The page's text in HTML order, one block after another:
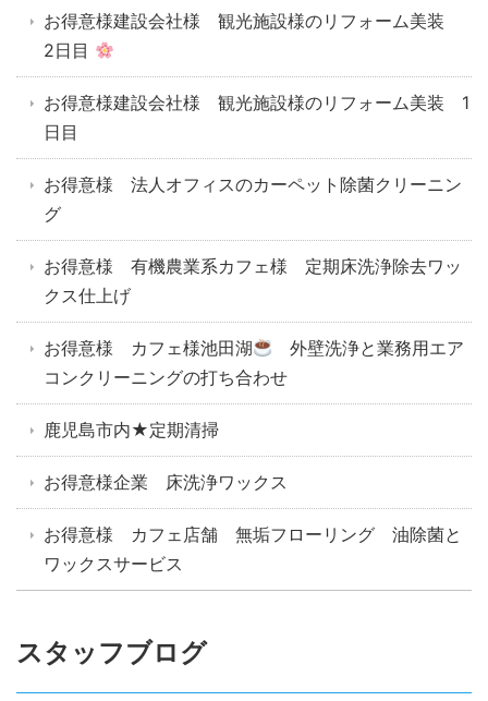
お得意様建設会社様 観光施設様のリフォーム美装
2日目
お得意様建設会社様 観光施設様のリフォーム美装 1
日目
お得意様 法人オフィスのカーペット除菌クリーニン
グ
お得意様 有機農業系カフェ様 定期床洗浄除去ワッ
クス仕上げ
お得意様 カフェ様池田湖
外壁洗浄と業務用エア
コンクリーニングの打ち合わせ
鹿児島市内★定期清掃
お得意様企業 床洗浄ワックス
お得意様 カフェ店舗 無垢フローリング 油除菌と
ワックスサービス
スタッフブログ